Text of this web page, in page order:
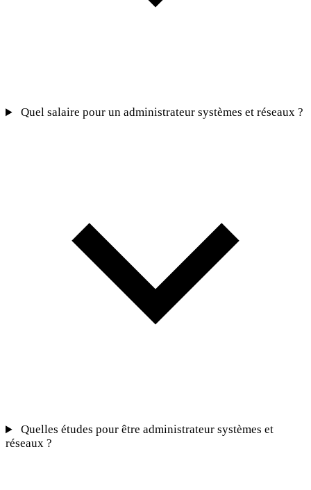
Quel salaire pour un administrateur systèmes et réseaux ?
Quelles études pour être administrateur systèmes et
réseaux ?